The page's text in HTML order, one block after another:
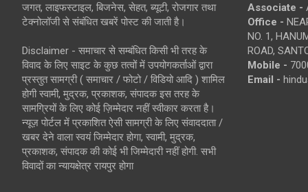
जगत, लाइफस्टाइल, बिजनेस, सेहत, ब्यूटी, रोजगार तथा
टेक्नोलॉजी से संबंधित खबरें पोस्ट की जाती है।
Disclaimer - समाचार से सम्बंधित किसी भी तरह के
विवाद के लिए साइट के कुछ तत्वों में उपयोगकर्ताओं द्वारा
प्रस्तुत सामग्री ( समाचार / फोटो / विडियो आदि ) शामिल
होगी स्वामी, मुद्रक, प्रकाशक, संपादक इस तरह के
सामग्रियों के लिए कोई ज़िम्मेदार नहीं स्वीकार करता है।
न्यूज़ पोर्टल में प्रकाशित ऐसी सामग्री के लिए संवाददाता /
खबर देने वाला स्वयं जिम्मेदार होगा, स्वामी, मुद्रक,
प्रकाशक, संपादक की कोई भी जिम्मेदारी नहीं होगी. सभी
विवादों का न्यायक्षेत्र रायपुर होगा
Associate -
Office -
NO. 1,
ROAD,
Mobile -
Email -